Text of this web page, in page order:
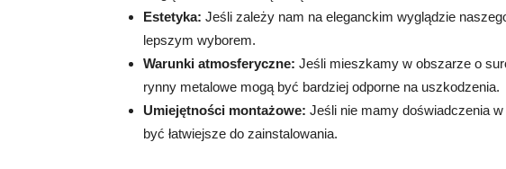
Estetyka: Jeśli zależy nam na eleganckim wyglądzie
lepszym wyborem.
Warunki atmosferyczne: Jeśli mieszkamy w obszarze o
rynny metalowe mogą być bardziej odporne na uszkodzenia.
Umiejętności montażowe: Jeśli nie mamy doświadczenia
być łatwiejsze do zainstalowania.